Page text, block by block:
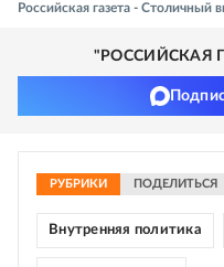
Российская газета -
"РОССИЙСКАЯ
РУБРИКИ ПОДЕЛИТЬСЯ
Внутренняя политика